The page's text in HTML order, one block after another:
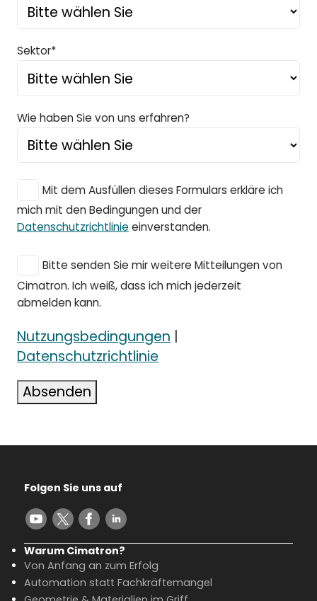
Sektor*
Wie haben Sie von uns erfahren?
Mit dem Ausfüllen dieses Formulars erkläre ich
mich mit den Bedingungen und der
Datenschutzrichtlinie einverstanden.
Bitte senden Sie mir weitere Mitteilungen von
Cimatron. Ich weiß, dass ich mich jederzeit
abmelden kann.
Nutzungsbedingungen |
Datenschutzrichtlinie
Absenden
Folgen Sie uns auf
Warum Cimatron?
Von Anfang an zum Erfolg
Automation statt Fachkräftemangel